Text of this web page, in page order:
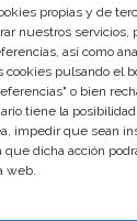
propias y de
nuestros servicios,
así como
cookies pulsando el
o bien
tiene la
impedir que sean
dicha acción
web.